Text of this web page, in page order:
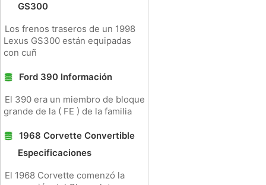
GS300
Los frenos traseros de un 1998
Lexus GS300 están equipadas
con cuñ
Ford 390 Información
El 390 era un miembro de bloque
grande de la ( FE ) de la familia
1968 Corvette Convertible
Especificaciones
El 1968 Corvette comenzó la